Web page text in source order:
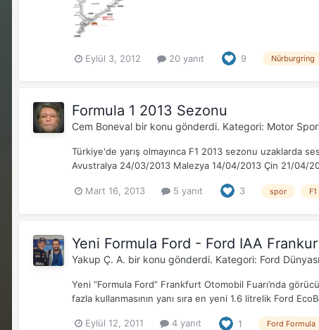
Eylül 3, 2012 20 yanıt 9 Nürburgring
Formula 1 2013 Sezonu
Cem Boneval bir konu gönderdi. Kategori: Motor
Türkiye'de yarış olmayınca F1 2013 sezonu uzaklarda
Avustralya 24/03/2013 Malezya 14/04/2013 Çin 21/04/
Mart 16, 2013 5 yanıt 3 spor F1
Yeni Formula Ford - Ford IAA
Yakup Ç. A. bir konu gönderdi. Kategori: Ford
Yeni “Formula Ford” Frankfurt Otomobil Fuarı’nda
fazla kullanmasının yanı sıra en yeni 1.6 litrelik Ford
Eylül 12, 2011 4 yanıt 1 Ford Formula